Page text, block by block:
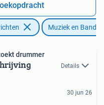
Muziek en
drummer
Details
30 jun 26